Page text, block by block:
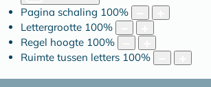
Pagina schaling 100%
Lettergrootte 100%
Regel hoogte 100%
Ruimte tussen letters 100%